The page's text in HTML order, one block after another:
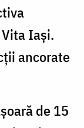
Iași.
ancorate
de 15